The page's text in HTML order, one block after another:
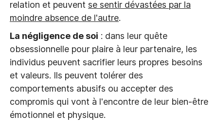
relation et peuvent se sentir dévastées par la
moindre absence de l'autre.
La négligence de soi : dans leur quête
obsessionnelle pour plaire à leur partenaire, les
individus peuvent sacrifier leurs propres besoins
et valeurs. Ils peuvent tolérer des
comportements abusifs ou accepter des
compromis qui vont à l'encontre de leur bien-être
émotionnel et physique.